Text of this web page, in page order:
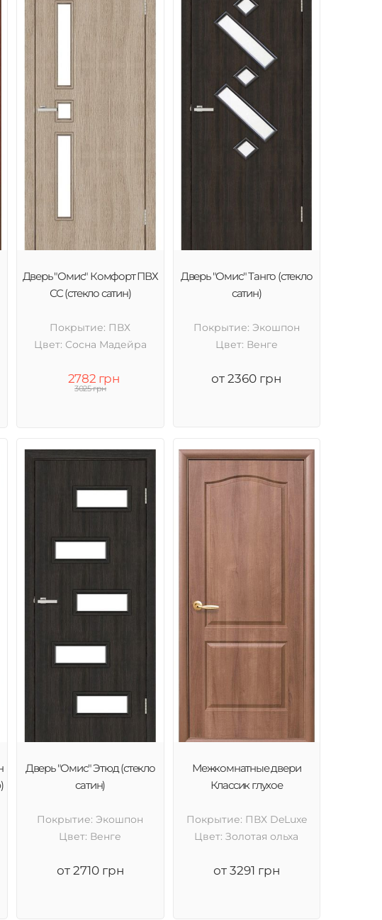
Дверь "Омис" Комфорт ПВХ
СС (стекло сатин)
Покрытие: ПВХ
Цвет: Cосна Мадейра
2782 грн
3025 грн
Дверь "Омис" Танго (стекло
сатин)
Покрытие: Экошпон
Цвет: Венге
от 2360 грн
Дверь "Омис" Этюд (стекло
сатин)
Покрытие: Экошпон
Цвет: Венге
от 2710 грн
Межкомнатные двери
Классик глухое
Покрытие: ПВХ DeLuxe
Цвет: Золотая ольха
от 3291 грн